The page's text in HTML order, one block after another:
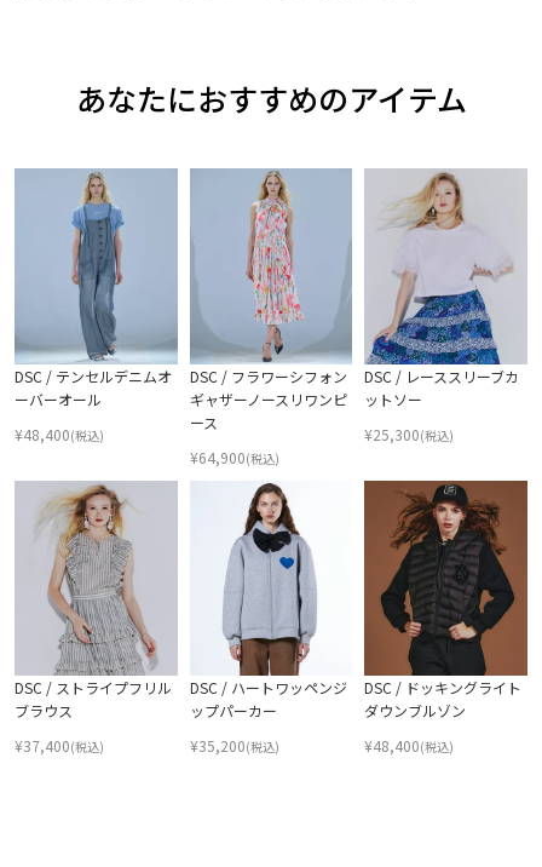
あなたにおすすめのアイテム
DSC / テンセルデニムオ
ーバーオール
¥48,400(税込)
DSC / フラワーシフォン
ギャザーノースリワンピ
ース
¥64,900(税込)
DSC / レーススリーブカ
ットソー
¥25,300(税込)
DSC / ストライプフリル
ブラウス
¥37,400(税込)
DSC / ハートワッペンジ
ップパーカー
¥35,200(税込)
DSC / ドッキングライト
ダウンブルゾン
¥48,400(税込)